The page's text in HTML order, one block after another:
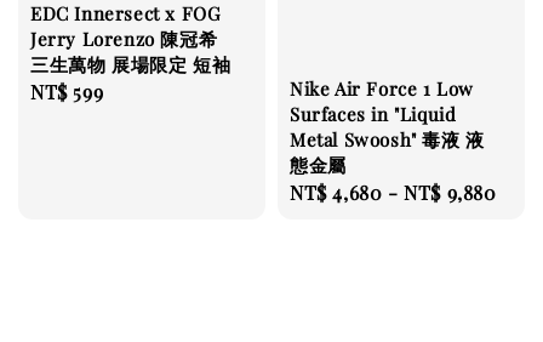
EDC Innersect x FOG
Jerry Lorenzo 陳冠希
三生萬物 展場限定 短袖
Regular
NT$ 599
Nike Air Force 1 Low
Surfaces in "Liquid
Metal Swoosh" 毒液 液
態金屬
Regular
NT$ 4,680 -NT$ 9,880